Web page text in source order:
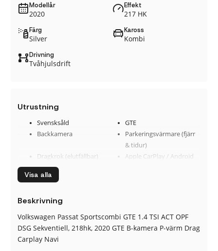
Modellår
2020
Effekt
217 HK
Färg
Silver
Kaross
Kombi
Drivning
Tvåhjulsdrift
Utrustning
Svensksåld
GTE
Backkamera
Parkeringsvärmare (fjärr
& tidur)
Dragkrok (elutfällbar)
Apple CarPlay / Android
Navigation (GPS)
& bak)
Laddkabel
3 zons klimatisering
Keyless Nyckelfri Start
Barnlås
Visa alla
Beskrivning
Volkswagen Passat Sportscombi GTE 1.4 TSI ACT OPF
DSG Sekventiell, 218hk, 2020 GTE B-kamera P-värm Drag
Carplay Navi